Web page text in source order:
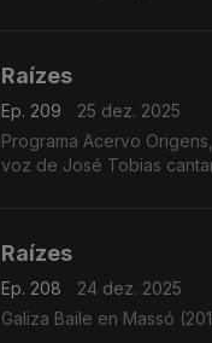
Raízes
Ep. 209
25 dez. 2025
Programa Acervo Origens, da autoria
voz de José Tobias
Raízes
Ep. 208
24 dez. 2025
Galiza Baile en Massó